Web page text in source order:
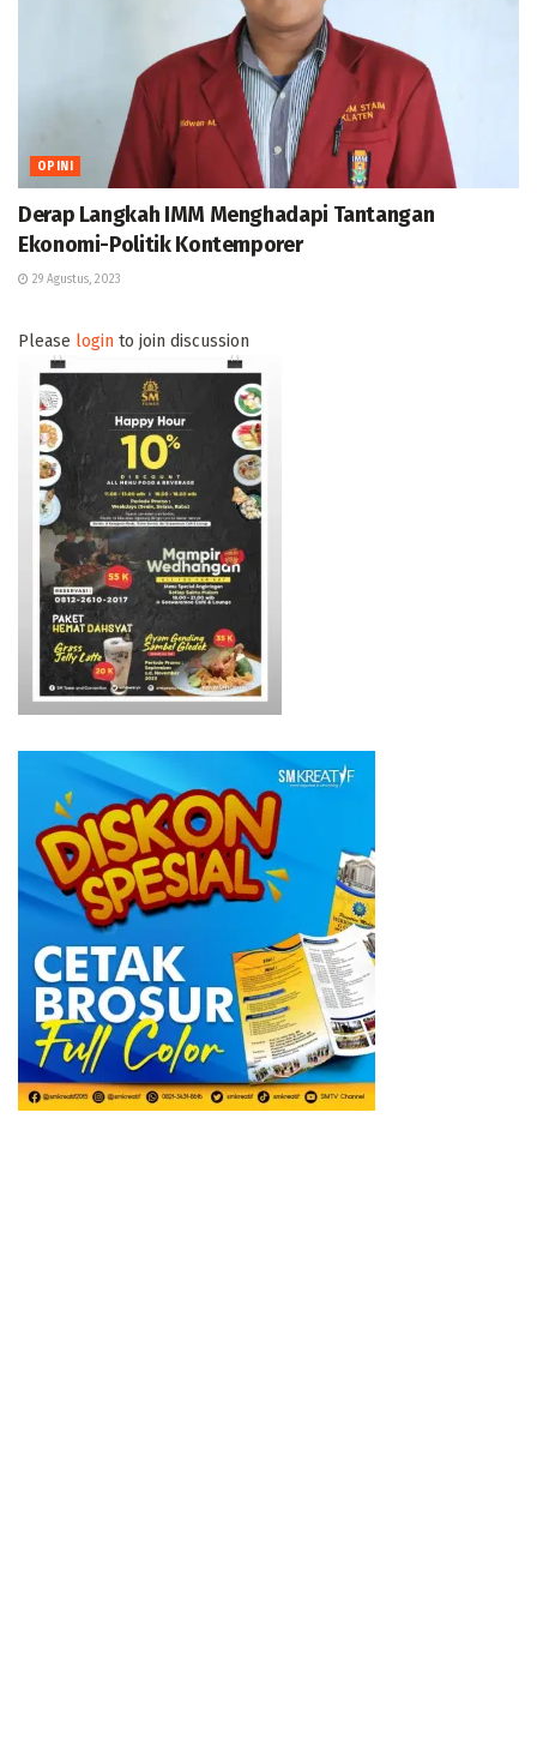
OPINI
Derap Langkah IMM Menghadapi Tantangan
Ekonomi-Politik Kontemporer
29 Agustus, 2023
Please login to join discussion